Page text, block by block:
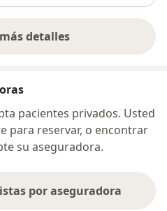
detalles
sobre la dirección
pacientes privados. Usted
para reservar, o encontrar
su aseguradora.
por aseguradora